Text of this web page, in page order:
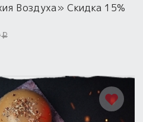
Воздуха» Скидка 15%
i